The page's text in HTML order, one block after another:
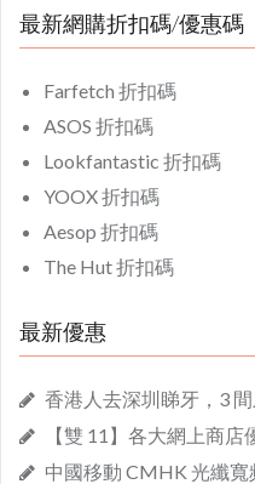
最新網購折扣碼/優惠碼
Farfetch 折扣碼
ASOS 折扣碼
Lookfantastic 折扣碼
YOOX 折扣碼
Aesop 折扣碼
The Hut 折扣碼
最新優惠
香港人去深圳睇牙，3
【雙 11】各大網上商店
中國移動 CMHK 光纖